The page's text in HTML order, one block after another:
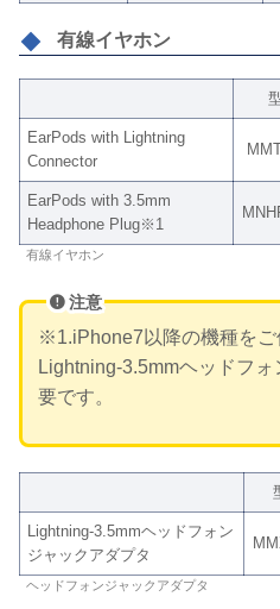
有線イヤホン
EarPods with Lightning
Connector
EarPods with 3.5mm
Headphone Plug※1
有線イヤホン
注意
※1.iPhone7以降の機種を
Lightning-3.5mmヘッドフ
要です。
Lightning-3.5mmヘッドフォン
ジャックアダプタ
ヘッドフォンジャックアダプタ